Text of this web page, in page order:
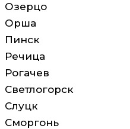
Озерцо
Орша
Пинск
Речица
Рогачев
Светлогорск
Слуцк
Сморгонь